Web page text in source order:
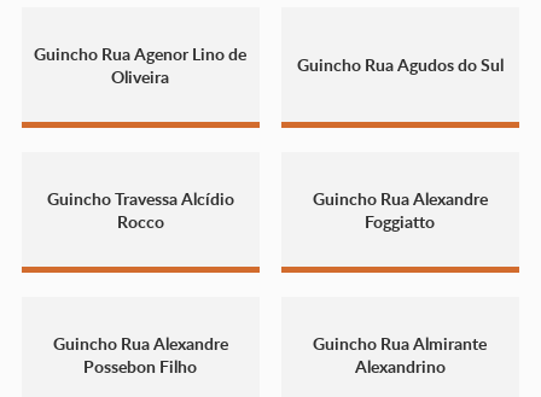
Guincho Rua Agenor Lino de
Oliveira
Guincho Rua Agudos do Sul
Guincho Travessa Alcídio
Rocco
Guincho Rua Alexandre
Foggiatto
Guincho Rua Alexandre
Possebon Filho
Guincho Rua Almirante
Alexandrino